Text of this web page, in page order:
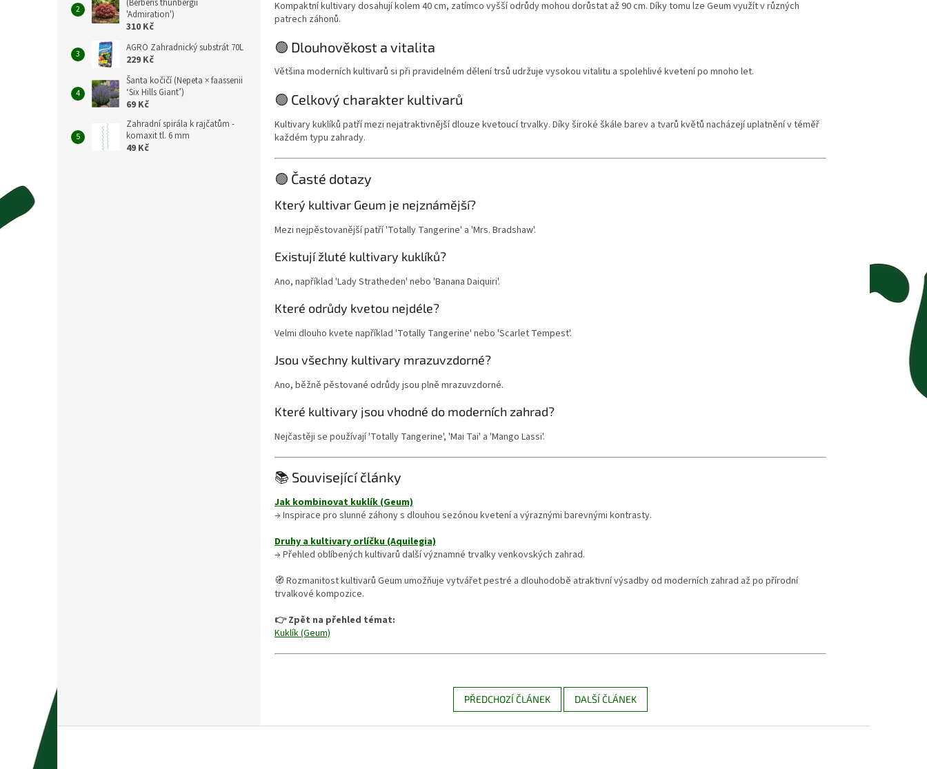
(Berberis thunbergii
'Admiration')
310 Kč
AGRO Zahradnický substrát 70L
229 Kč
Šanta kočičí (Nepeta × faassenii
‘Six Hills Giant’)
69 Kč
Zahradní spirála k rajčatům -
komaxit tl. 6 mm
49 Kč
Kompaktní kultivary dosahují kolem 40 cm, zatímco vyšší odrůdy mohou dorůstat až 90 cm. Díky tomu lze Geum využít v různých
patrech záhonů.
🟢 Dlouhověkost a vitalita
Většina moderních kultivarů si při pravidelném dělení trsů udržuje vysokou vitalitu a spolehlivé kvetení po mnoho let.
🟢 Celkový charakter kultivarů
Kultivary kuklíků patří mezi nejatraktivnější dlouze kvetoucí trvalky. Díky široké škále barev a tvarů květů nacházejí uplatnění v téměř
každém typu zahrady.
🟢 Časté dotazy
Který kultivar Geum je nejznámější?
Mezi nejpěstovanější patří 'Totally Tangerine' a 'Mrs. Bradshaw'.
Existují žluté kultivary kuklíků?
Ano, například 'Lady Stratheden' nebo 'Banana Daiquiri'.
Které odrůdy kvetou nejdéle?
Velmi dlouho kvete například 'Totally Tangerine' nebo 'Scarlet Tempest'.
Jsou všechny kultivary mrazuvzdorné?
Ano, běžně pěstované odrůdy jsou plně mrazuvzdorné.
Které kultivary jsou vhodné do moderních zahrad?
Nejčastěji se používají 'Totally Tangerine', 'Mai Tai' a 'Mango Lassi'.
📚 Související články
Jak kombinovat kuklík (Geum)
→ Inspirace pro slunné záhony s dlouhou sezónou kvetení a výraznými barevnými kontrasty.
Druhy a kultivary orlíčku (Aquilegia)
→ Přehled oblíbených kultivarů další významné trvalky venkovských zahrad.
🧭 Rozmanitost kultivarů Geum umožňuje vytvářet pestré a dlouhodobě atraktivní výsadby od moderních zahrad až po přírodní
trvalkové kompozice.
👉 Zpět na přehled témat:
Kuklík (Geum)
PŘEDCHOZÍ ČLÁNEK DALŠÍ ČLÁNEK